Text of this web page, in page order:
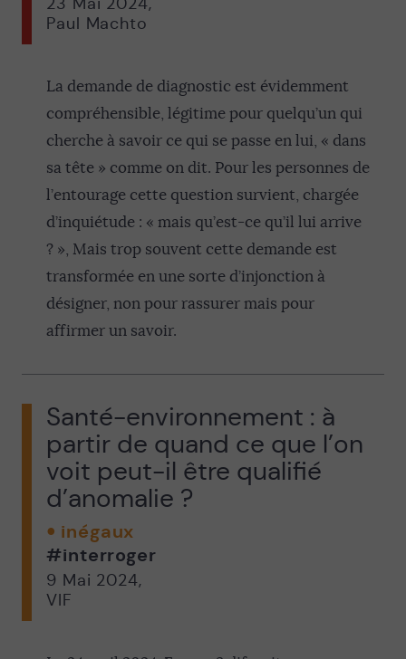
Paul Machto
La demande de diagnostic est évidemment
compréhensible, légitime pour quelqu’un qui
cherche à savoir ce qui se passe en lui, « dans
sa tête » comme on dit. Pour les personnes de
l’entourage cette question survient, chargée
d’inquiétude : « mais qu’est-ce qu’il lui arrive
? », Mais trop souvent cette demande est
transformée en une sorte d’injonction à
désigner, non pour rassurer mais pour
affirmer un savoir.
Santé-environnement : à
partir de quand ce que l’on
voit peut-il être qualifié
d’anomalie ?
inégaux
#interroger
9 Mai 2024,
VIF